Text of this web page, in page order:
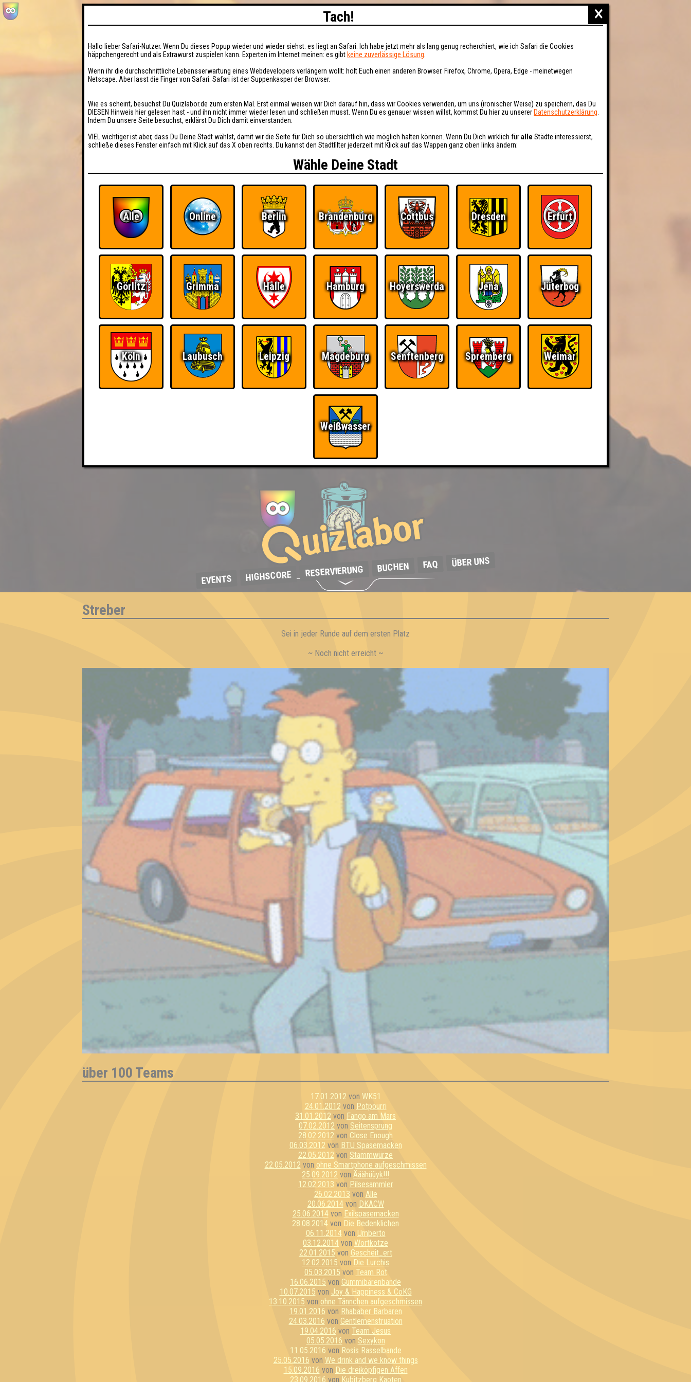
EVENTS HIGHSCORE RESERVIERUNG BUCHEN FAQ ÜBER UNS
Streber
Sei in jeder Runde auf dem ersten Platz
~ Noch nicht erreicht ~
über 100 Teams
17.01.2012 von WK51
24.01.2012 von Potpourri
31.01.2012 von Fango am Mars
07.02.2012 von Seitensprung
28.02.2012 von Close Enough
06.03.2012 von BTU Spasemacken
22.05.2012 von Stammwürze
22.05.2012 von ohne Smartphone aufgeschmissen
25.09.2012 von Ääähüüyk!!!
12.02.2013 von Pilsesammler
26.02.2013 von Alle
20.06.2014von DKACW
25.06.2014von Exilspasemacken
28.08.2014 von Die Bedenklichen
06.11.2014von Umberto
03.12.2014 von Wortkotze
22.01.2015 von Gescheit_ert
12.02.2015 von Die Lurchis
05.03.2015 von Team Rot
16.06.2015 von Gummibärenbande
10.07.2015 von Joy & Happiness & CoKG
13.10.2015 von ohne Tännchen aufgeschmissen
19.01.2016 von Rhababer Barbaren
24.03.2016 von Gentlemenstruation
19.04.2016 von Team Jesus
05.05.2016 von Sexykon
11.05.2016 von Rosis Rasselbande
25.05.2016 von We drink and we know things
15.09.2016 von Die dreiköpfigen Affen
23.09.2016 von Kubitzberg Kaoten
×
Tach!
Hallo lieber Safari-Nutzer. Wenn Du dieses Popup wieder und wieder siehst: es liegt an Safari. Ich habe jetzt mehr als lang genug recherchiert, wie ich Safari die Cookies
häppchengerecht und als Extrawurst zuspielen kann. Experten im Internet meinen: es gibt keine zuverlässige Lösung
Wenn ihr die durchschnittliche Lebensserwartung eines Webdevelopers verlängern wollt: holt Euch einen anderen Browser. Firefox, Chrome, Opera, Edge - meinetwegen
Netscape. Aber lasst die Finger von Safari. Safari ist der Suppenkasper der Browser.
Wie es scheint, besuchst Du Quizlabor.de zum ersten Mal. Erst einmal weisen wir Dich darauf hin, dass wir Cookies verwenden, um uns (ironischer Weise) zu speichern, das Du
DIESEN Hinweis hier gelesen hast - und ihn nicht immer wieder lesen und schließen musst. Wenn Du es genauer wissen willst, kommst Du hier zu unserer Datenschutzerklärung
Indem Du unsere Seite besuchst, erklärst Du Dich damit einverstanden.
VIEL wichtiger ist aber, dass Du Deine Stadt wählst, damit wir die Seite für Dich so übersichtlich wie möglich halten können. Wenn Du Dich wirklich füralle Städte interessierst,
schließe dieses Fenster einfach mit Klick auf das X oben rechts. Du kannst den Stadtfilter jederzeit mit Klick auf das Wappen ganz oben links ändern:
Wähle Deine Stadt
Alle Online Berlin Brandenburg Cottbus Dresden Erfurt
Görlitz Grimma Halle Hamburg Hoyerswerda Jena Jüterbog
Köln Laubusch Leipzig Magdeburg Senftenberg Spremberg Weimar
Weißwasser